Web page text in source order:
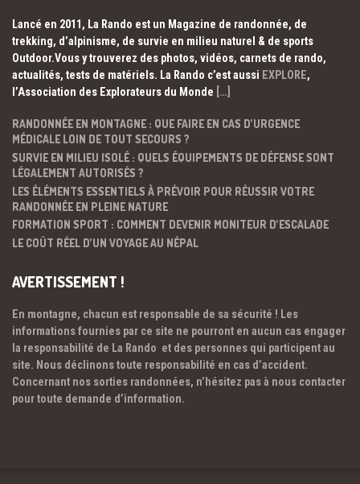
Lancé en 2011, La Rando est un Magazine de randonnée, de
trekking, d’alpinisme, de survie en milieu naturel & de sports
Outdoor.Vous y trouverez des photos, vidéos, carnets de rando,
actualités, tests de matériels. La Rando c’est aussi EXPLORE,
l’Association des Explorateurs du Monde […]
RANDONNÉE EN MONTAGNE : QUE FAIRE EN CAS D’URGENCE
MÉDICALE LOIN DE TOUT SECOURS ?
SURVIE EN MILIEU ISOLÉ : QUELS ÉQUIPEMENTS DE DÉFENSE SONT
LÉGALEMENT AUTORISÉS ?
LES ÉLÉMENTS ESSENTIELS À PRÉVOIR POUR RÉUSSIR VOTRE
RANDONNÉE EN PLEINE NATURE
FORMATION SPORT : COMMENT DEVENIR MONITEUR D’ESCALADE
LE COÛT RÉEL D’UN VOYAGE AU NÉPAL
AVERTISSEMENT !
En montagne, chacun est responsable de sa sécurité ! Les
informations fournies par ce site ne pourront en aucun cas engager
la responsabilité de La Rando et des personnes qui participent au
site. Nous déclinons toute responsabilité en cas d’accident.
Concernant nos sorties randonnées, n’hésitez pas à nous contacter
pour toute demande d’information.